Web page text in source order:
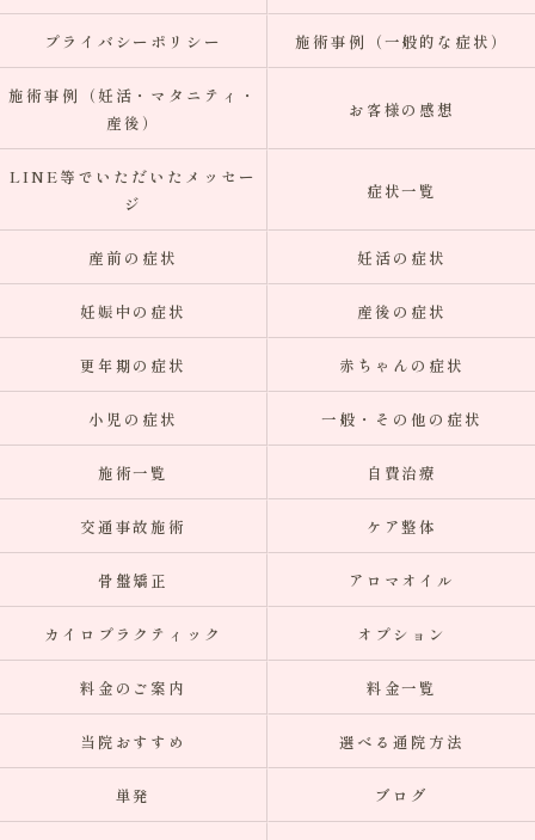
プライバシーポリシー 施術事例（一般的な症状）
施術事例（妊活・マタニティ・
産後）
お客様の感想
LINE等でいただいたメッセー
ジ
症状一覧
産前の症状 妊活の症状
妊娠中の症状 産後の症状
更年期の症状 赤ちゃんの症状
小児の症状 一般・その他の症状
施術一覧 自費治療
交通事故施術 ケア整体
骨盤矯正 アロマオイル
カイロプラクティック オプション
料金のご案内 料金一覧
当院おすすめ 選べる通院方法
単発 ブログ